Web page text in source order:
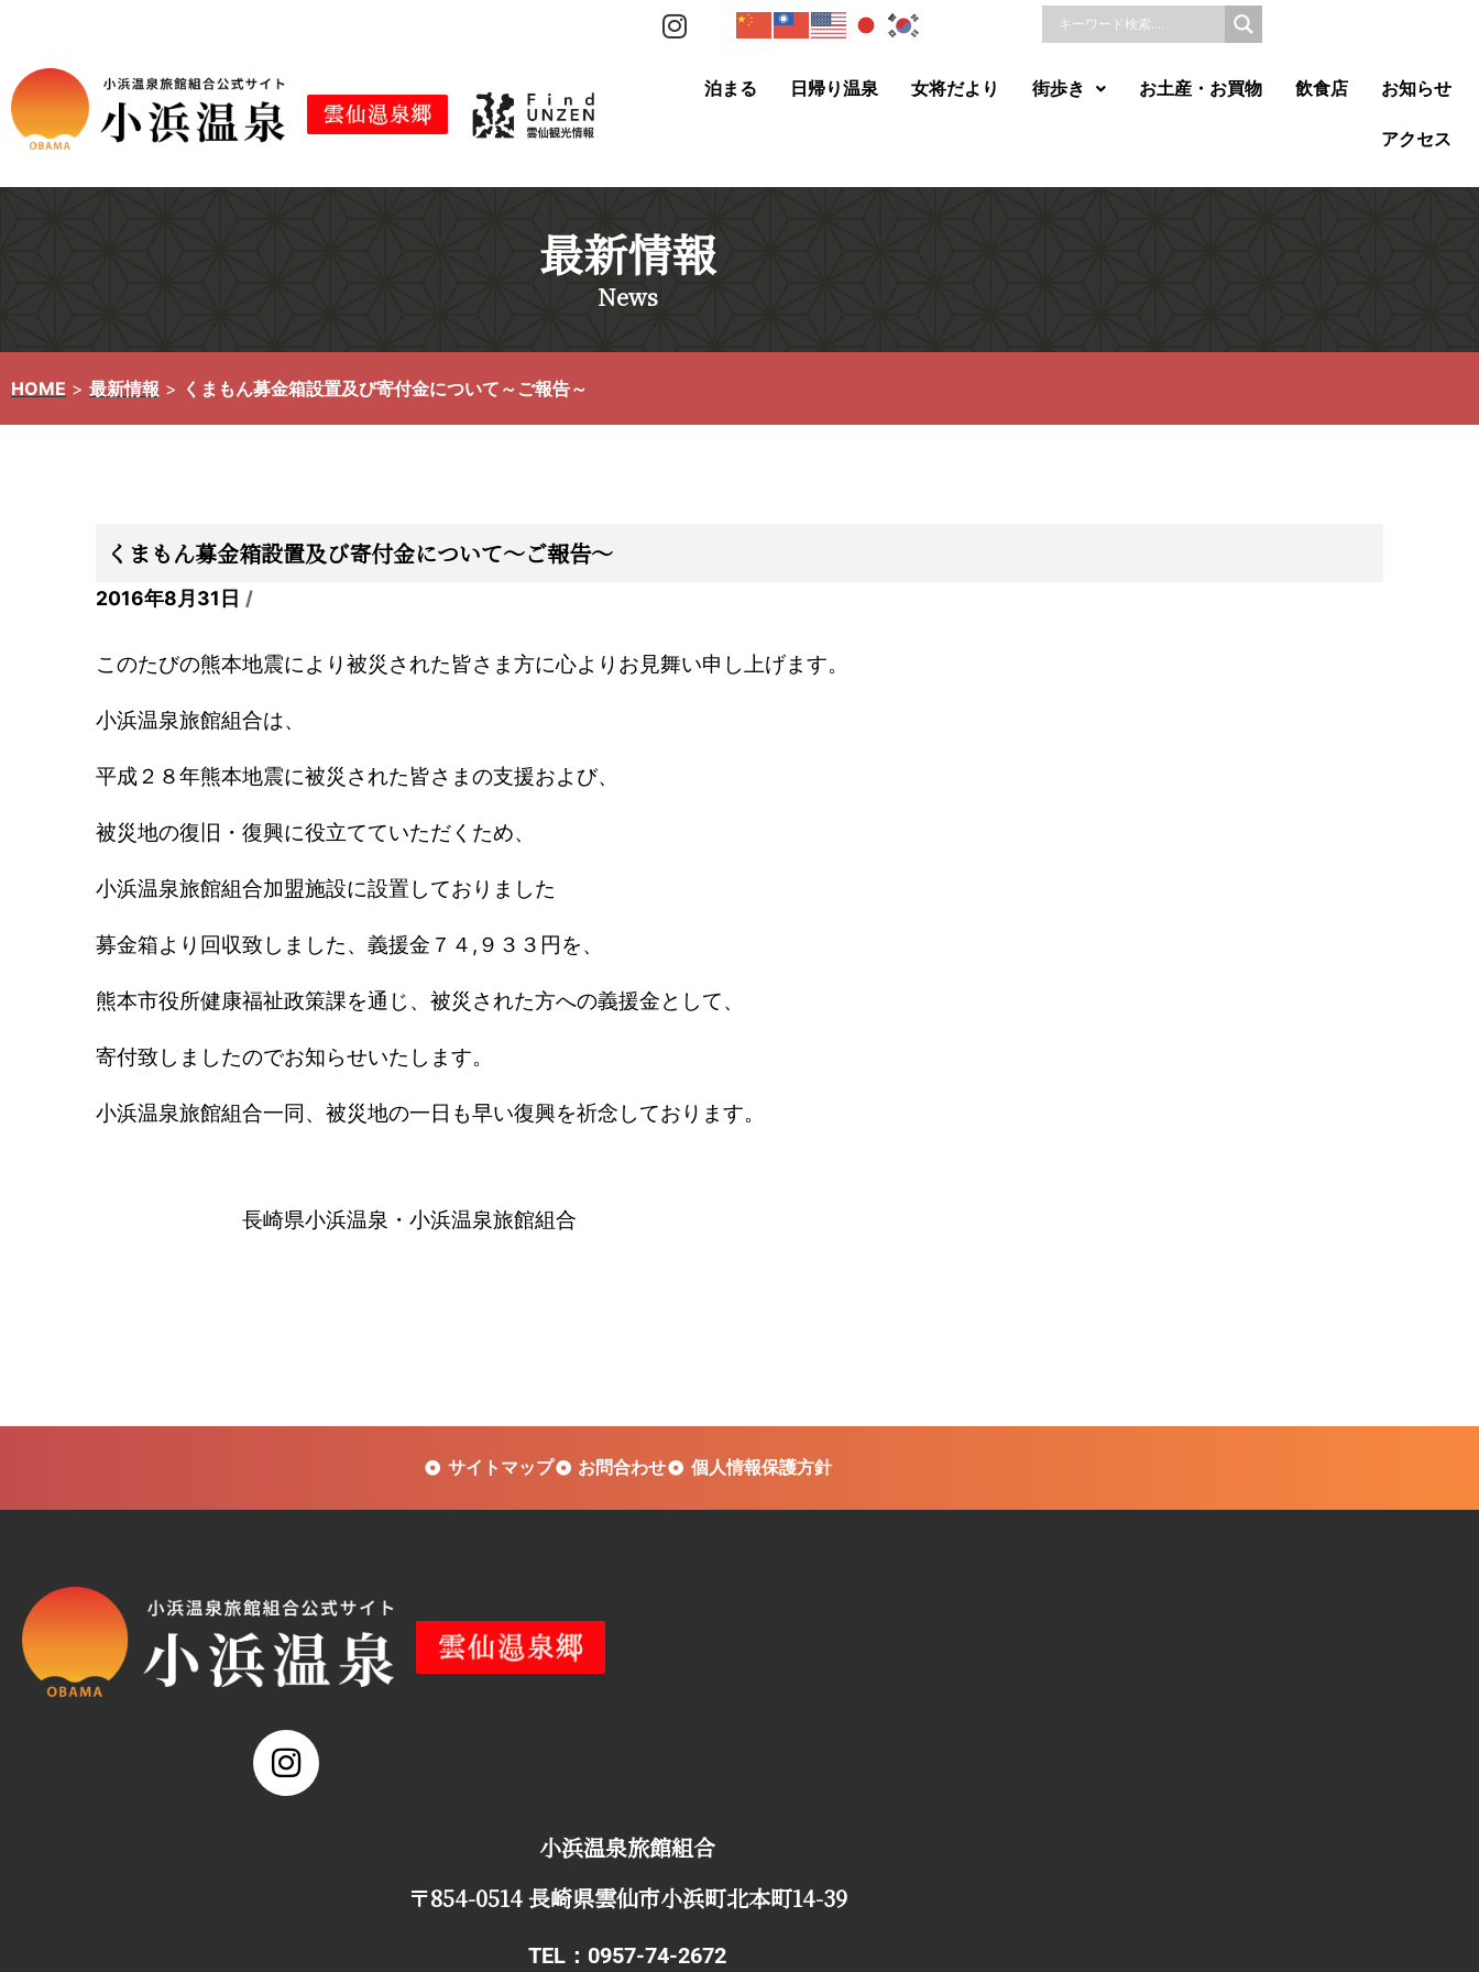
テ
ツ
泊まる 日帰り温泉 女将だより 街歩き お土産・お買物 飲食店 お知らせ
アクセス
最新情報
News
HOME > 最新情報 > くまもん募金箱設置及び寄付金について～ご報告～
くまもん募金箱設置及び寄付金について～ご報告～
2016年8月31日
このたびの熊本地震により被災された皆さま方に心よりお見舞い申し上げます。
小浜温泉旅館組合は、
平成２８年熊本地震に被災された皆さまの支援および、
被災地の復旧・復興に役立てていただくため、
小浜温泉旅館組合加盟施設に設置しておりました
募金箱より回収致しました、 義援金７４,９３３円を、
熊本市役所健康福祉政策課を通じ、被災された方への義援金として、
寄付致しましたのでお知らせいたします。
小浜温泉旅館組合一同、被災地の一日も早い復興を祈念しております。
長崎県小浜温泉・ 小浜温泉旅館組合
サイトマップ お問合わせ 個人情報保護方針
小浜温泉旅館組合
〒854-0514 長崎県雲仙市小浜町北本町14-39
TEL：0957-74-2672